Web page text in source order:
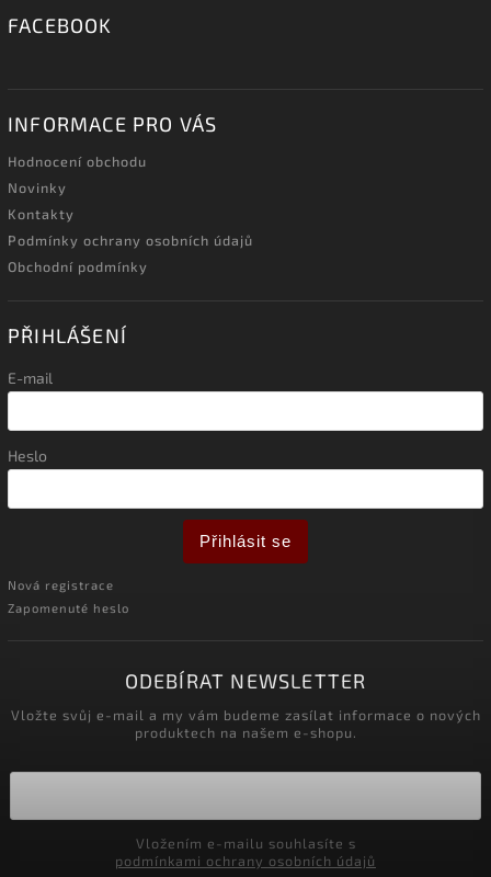
FACEBOOK
INFORMACE PRO VÁS
Hodnocení obchodu
Novinky
Kontakty
Podmínky ochrany osobních údajů
Obchodní podmínky
PŘIHLÁŠENÍ
E-mail
Heslo
Přihlásit se
Nová registrace
Zapomenuté heslo
ODEBÍRAT NEWSLETTER
Vložte svůj e-mail a my vám budeme zasílat informace o nových
produktech na našem e-shopu.
podmínkami ochrany osobních údajů